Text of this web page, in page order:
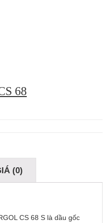
68
(0)
CS 68 S là dầu gốc